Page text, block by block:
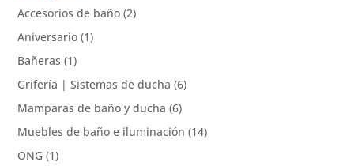
Accesorios de baño (2)
Aniversario (1)
Bañeras (1)
Grifería | Sistemas de ducha (6)
Mamparas de baño y ducha (6)
Muebles de baño e iluminación (14)
ONG (1)